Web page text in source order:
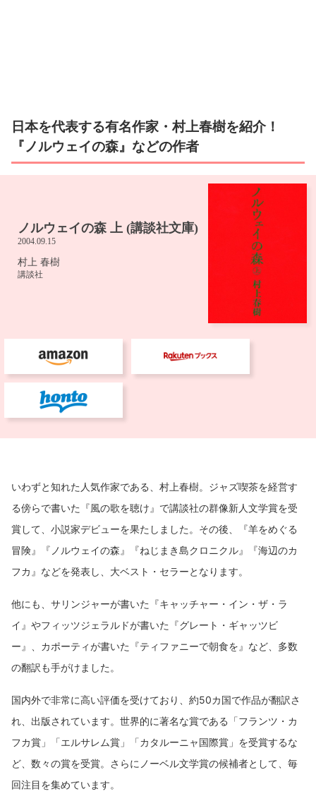
日本を代表する有名作家・村上春樹を紹介！
『ノルウェイの森』などの作者
いわずと知れた人気作家である、村上春樹。ジャズ喫茶を経営す
る傍らで書いた『風の歌を聴け』で講談社の群像新人文学賞を受
賞して、小説家デビューを果たしました。その後、『羊をめぐる
冒険』『ノルウェイの森』『ねじまき島クロニクル』『海辺のカ
フカ』などを発表し、大ベスト・セラーとなります。
他にも、サリンジャーが書いた『キャッチャー・イン・ザ・ラ
イ』やフィッツジェラルドが書いた『グレート・ギャッツビ
ー』、カポーティが書いた『ティファニーで朝食を』など、多数
の翻訳も手がけました。
国内外で非常に高い評価を受けており、約50カ国で作品が翻訳さ
れ、出版されています。世界的に著名な賞である「フランツ・カ
フカ賞」「エルサレム賞」「カタルーニャ国際賞」を受賞するな
ど、数々の賞を受賞。さらにノーベル文学賞の候補者として、毎
回注目を集めています。